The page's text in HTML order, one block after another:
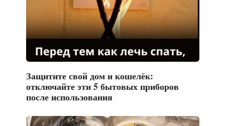
Защитите свой дом и кошелёк:
отключайте эти 5 бытовых приборов
после использования